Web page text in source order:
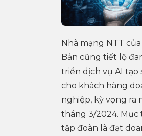
Nhà mạng NTT
Bản cũng tiết lộ
triển dịch vụ AI tạo
cho khách hàng
nghiệp, kỳ vọng ra
tháng 3/2024. Mục
tập đoàn là đạt